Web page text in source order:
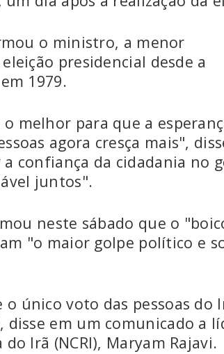
o ministro, a menor
presidencial desde a
1979.
melhor para que a
agora cresça mais",
confiança da cidadania no
juntos".
neste sábado que o
"o maior golpe político e
único voto das pessoas do
em um comunicado a
Irã (NCRI), Maryam Rajavi.